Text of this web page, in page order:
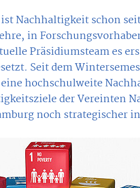
Nachhaltigkeit schon
in
Präsidiumsteam es
Seit dem
hochschulweite
der Vereinten
noch strategischer